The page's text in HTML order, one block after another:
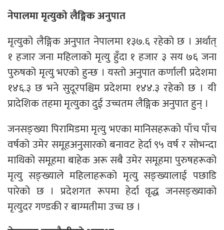
नेपालमा मृत्युको लैङ्गिक अनुपात
मृत्युको लैङ्गिक अनुपात नेपालमा १३७.६ रहेको छ । अर्थात्
१ हजार जना महिलाको मृत्यु हुँदा १ हजार ३ सय ७६ जना
पुरुषको मृत्यु भएको हुन्छ । यस्तो अनुपात कर्णाली प्रदेशमा
१४६.३ छ भने सुदूरपश्चिम प्रदेशमा १४४.३ रहेको छ । यी
प्रादेशिक तहमा मृत्युका दुई उच्चतम लैङ्गिक अनुपात हुन् ।
जनसङ्ख्या पिरामिडमा मृत्यु भएका मानिसहरूको पाँच पाँच
वर्षको उमेर समूहअनुसारको बनावट हेर्दा ९५ वर्ष र सोभन्दा
माथिको समूहमा बाहेक अरू सबै उमेर समूहमा पुरुषहरूको
मृत्यु सङ्ख्याले महिलाहरूको मृत्यु सङ्ख्यालाई पछाडि
पारेको छ । प्रदेशगत रूपमा हेर्दा वृद्ध जनसङ्ख्याको
मृत्युदर गण्डकी र बाग्मतीमा उच्च छ ।